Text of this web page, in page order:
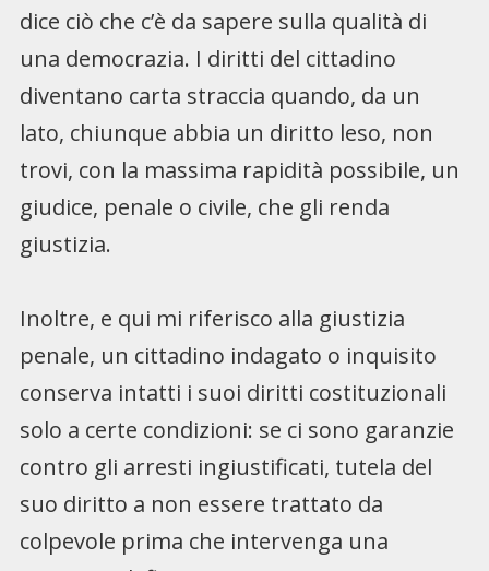
dice ciò che c’è da sapere sulla qualità di
una democrazia. I diritti del cittadino
diventano carta straccia quando, da un
lato, chiunque abbia un diritto leso, non
trovi, con la massima rapidità possibile, un
giudice, penale o civile, che gli renda
giustizia.
Inoltre, e qui mi riferisco alla giustizia
penale, un cittadino indagato o inquisito
conserva intatti i suoi diritti costituzionali
solo a certe condizioni: se ci sono garanzie
contro gli arresti ingiustificati, tutela del
suo diritto a non essere trattato da
colpevole prima che intervenga una